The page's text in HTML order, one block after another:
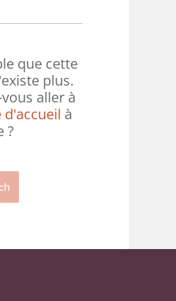
que cette
plus.
aller à
d'accueil à
?